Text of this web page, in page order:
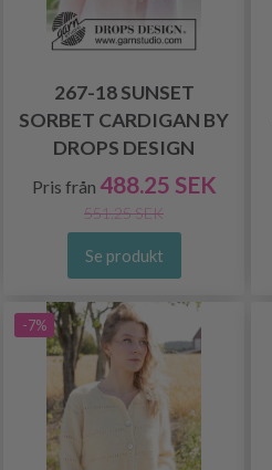
267-18 SUNSET
SORBET CARDIGAN BY
DROPS DESIGN
Pris från 488.25 SEK
551.25 SEK
Se produkt
-7%